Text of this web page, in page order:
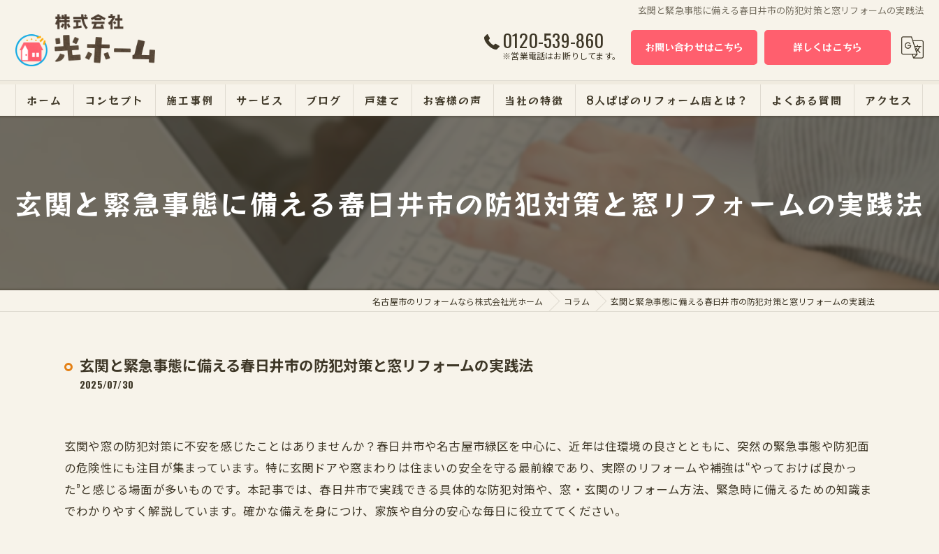
玄関と緊急事態に備える春日井市の防犯対策と窓リフォームの実践法
0120-539-860
※営業電話はお断りしてます。
お問い合わせはこちら 詳しくはこちら
ホーム コンセプト 施工事例 サービス ブログ 戸建て お客様の声 当社の特徴
外壁塗装
8人ぱぱのリフォーム店とは？ よくある質問 アクセス
玄関と緊急事態に備える春日井市の防犯対策と窓リフォームの実践法
名古屋市のリフォームなら株式会社光ホーム コラム 玄関と緊急事態に備える春日井市の防犯対策と窓リフォームの実践法
玄関と緊急事態に備える春日井市の防犯対策と窓リフォームの実践法
2025/07/30
玄関や窓の防犯対策に不安を感じたことはありませんか？春日井市や名古屋市緑区を中心に、近年は住環境の良さとともに、突然の緊急事態や防犯面
の危険性にも注目が集まっています。特に玄関ドアや窓まわりは住まいの安全を守る最前線であり、実際のリフォームや補強は“やっておけば良かっ
た”と感じる場面が多いものです。本記事では、春日井市で実践できる具体的な防犯対策や、窓・玄関のリフォーム方法、緊急時に備えるための知識ま
でわかりやすく解説しています。確かな備えを身につけ、家族や自分の安心な毎日に役立ててください。